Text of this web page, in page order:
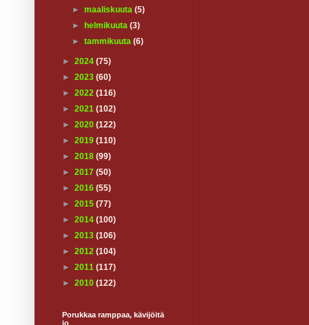
►maaliskuuta(5)
►
helmikuuta(3)
►tammikuuta(6)
► 2024 (75)
► 2023 (60)
► 2022 (116)
► 2021 (102)
► 2020 (122)
► 2019 (110)
► 2018 (99)
► 2017 (50)
► 2016 (55)
► 2015 (77)
► 2014 (100)
► 2013 (106)
► 2012 (104)
► 2011 (117)
► 2010 (122)
Porukkaa ramppaa, kävijöitä
jo